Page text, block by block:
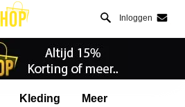
Inloggen
Kleding Meer